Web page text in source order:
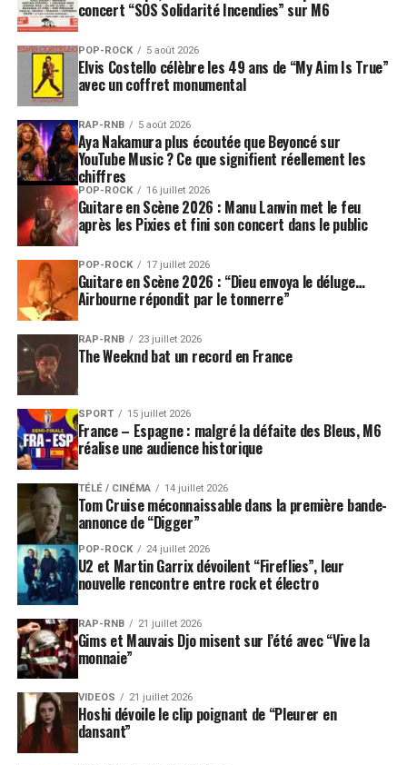
concert “SOS Solidarité Incendies” sur M6
POP-ROCK 5 août 2026
Elvis Costello célèbre les 49 ans de “My Aim Is True”
avec un coffret monumental
RAP-RNB 5 août 2026
Aya Nakamura plus écoutée que Beyoncé sur
YouTube Music ? Ce que signifient réellement les
chiffres
POP-ROCK 16 juillet 2026
Guitare en Scène 2026 : Manu Lanvin met le feu
après les Pixies et fini son concert dans le public
POP-ROCK 17 juillet 2026
Guitare en Scène 2026 : “Dieu envoya le déluge…
Airbourne répondit par le tonnerre”
RAP-RNB 23 juillet 2026
The Weeknd bat un record en France
SPORT 15 juillet 2026
France – Espagne : malgré la défaite des Bleus, M6
réalise une audience historique
TÉLÉ / CINÉMA 14 juillet 2026
Tom Cruise méconnaissable dans la première bande-
annonce de “Digger”
POP-ROCK 24 juillet 2026
U2 et Martin Garrix dévoilent “Fireflies”, leur
nouvelle rencontre entre rock et électro
RAP-RNB 21 juillet 2026
Gims et Mauvais Djo misent sur l’été avec “Vive la
monnaie”
VIDEOS 21 juillet 2026
Hoshi dévoile le clip poignant de “Pleurer en
dansant”